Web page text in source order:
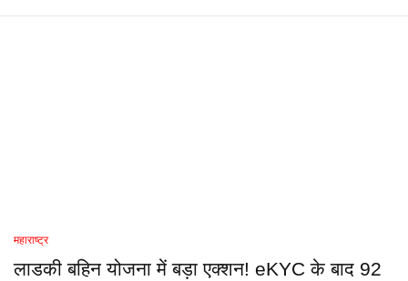
महाराष्ट्र
लाडकी बहिन योजना में बड़ा एक्शन! eKYC के बाद 92